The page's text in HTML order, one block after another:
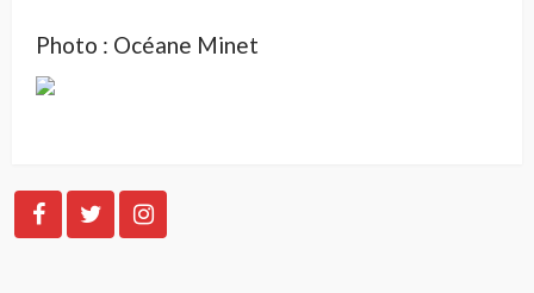
Photo : Océane Minet